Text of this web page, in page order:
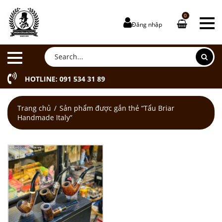
Đăng nhập
0
HOTLINE: 091 534 31 89
Trang chủ
Sản phẩm được gắn thẻ “Tẩu Briar
Handmade Italy”